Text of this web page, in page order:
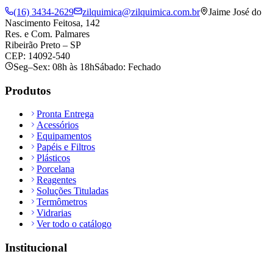
(16) 3434-2629
zilquimica@zilquimica.com.br
Jaime José do
Nascimento Feitosa, 142
Res. e Com. Palmares
Ribeirão Preto – SP
CEP: 14092-540
Seg–Sex: 08h às 18hSábado: Fechado
Produtos
Pronta Entrega
Acessórios
Equipamentos
Papéis e Filtros
Plásticos
Porcelana
Reagentes
Soluções Tituladas
Termômetros
Vidrarias
Ver todo o catálogo
Institucional